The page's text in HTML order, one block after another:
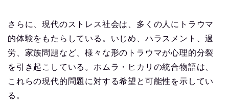
さらに、現代のストレス社会は、多くの人にトラウマ
的体験をもたらしている。いじめ、ハラスメント、過
労、家族問題など、様々な形のトラウマが心理的分裂
を引き起こしている。ホムラ・ヒカリの統合物語は、
これらの現代的問題に対する希望と可能性を示してい
る。